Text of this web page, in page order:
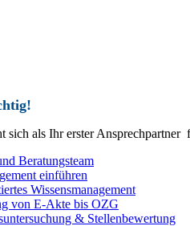
sich als Ihr erster
Beratungsteam
einführen
Wissensmanagement
von E-Akte bis OZG
& Stellenbewertung